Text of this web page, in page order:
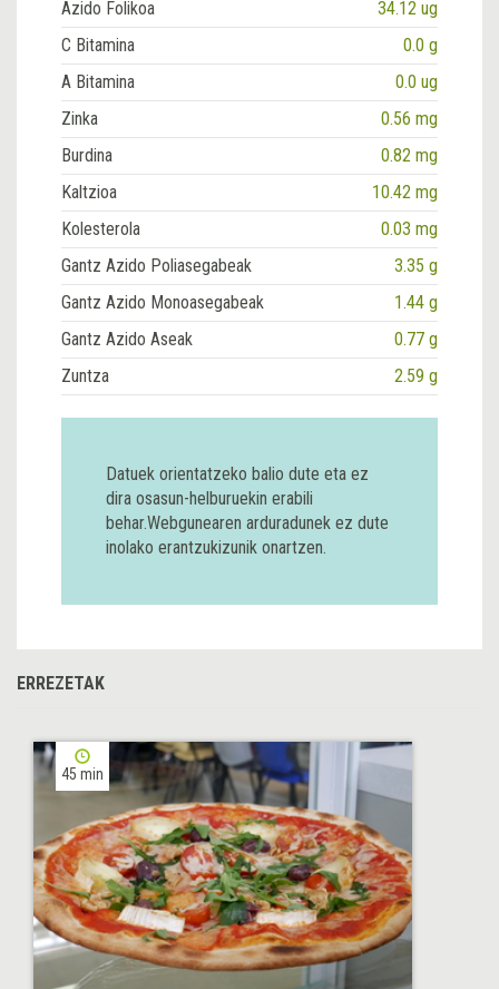
Azido Folikoa
34.12 ug
C Bitamina
0.0 g
A Bitamina
0.0 ug
Zinka
0.56 mg
Burdina
0.82 mg
Kaltzioa
10.42 mg
Kolesterola
0.03 mg
Gantz Azido Poliasegabeak
3.35 g
Gantz Azido Monoasegabeak
1.44 g
Gantz Azido Aseak
0.77 g
Zuntza
2.59 g
Datuek orientatzeko balio dute eta ez
dira osasun-helburuekin erabili
behar.Webgunearen arduradunek ez dute
inolako erantzukizunik onartzen.
ERREZETAK
45 min